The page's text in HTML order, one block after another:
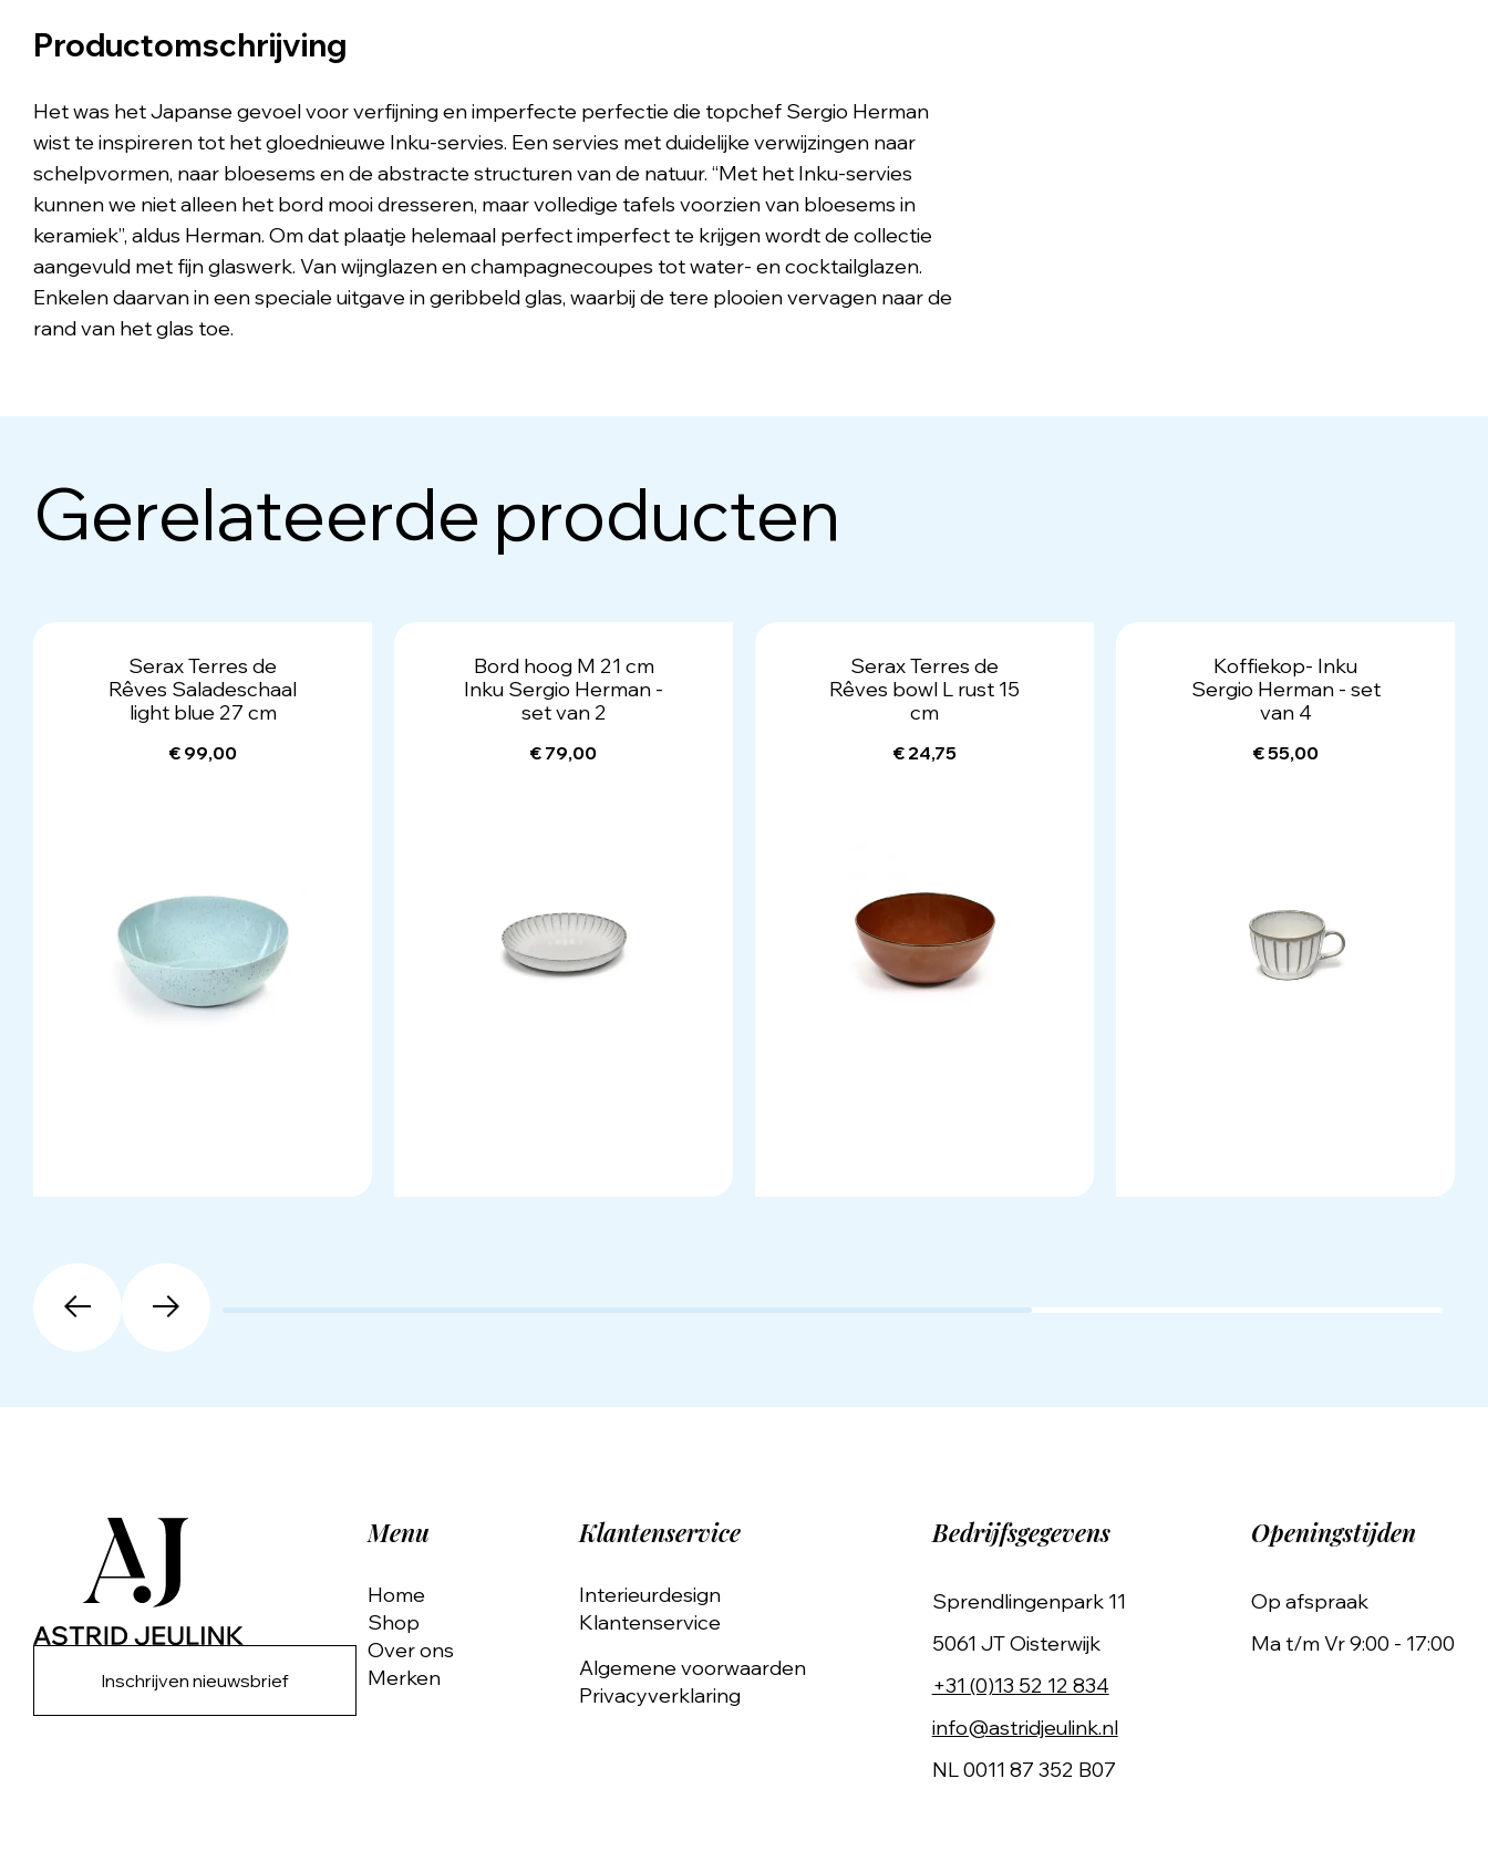
Productomschrijving
Het was het Japanse gevoel voor verfijning en imperfecte perfectie die topchef Sergio Herman
wist te inspireren tot het gloednieuwe Inku-servies. Een servies met duidelijke verwijzingen naar
schelpvormen, naar bloesems en de abstracte structuren van de natuur. “Met het Inku-servies
kunnen we niet alleen het bord mooi dresseren, maar volledige tafels voorzien van bloesems in
keramiek”, aldus Herman. Om dat plaatje helemaal perfect imperfect te krijgen wordt de collectie
aangevuld met fijn glaswerk. Van wijnglazen en champagnecoupes tot water- en cocktailglazen.
Enkelen daarvan in een speciale uitgave in geribbeld glas, waarbij de tere plooien vervagen naar de
rand van het glas toe.
Gerelateerde producten
Serax Terres de
Rêves Saladeschaal
light blue 27 cm
€ 99,00
Bord hoog M 21 cm
Inku Sergio Herman -
set van 2
€ 79,00
Serax Terres de
Rêves bowl L rust 15
cm
€ 24,75
Koffiekop- Inku
Sergio Herman - set
van 4
€ 55,00
Inschrijven nieuwsbrief
Menu
Home
Shop
Over ons
Merken
Klantenservice
Interieurdesign
Klantenservice
Algemene voorwaarden
Privacyverklaring
Bedrijfsgegevens
Sprendlingenpark 11
5061 JT Oisterwijk
+31 (0)13 52 12 834
info@astridjeulink.nl
NL 0011 87 352 B07
Openingstijden
Op afspraak
Ma t/m Vr 9:00 - 17:00